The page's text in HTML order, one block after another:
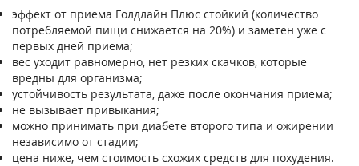
эффект от приема Голдлайн Плюс стойкий (количество
потребляемой пищи снижается на 20%) и заметен уже с
первых дней приема;
вес уходит равномерно, нет резких скачков, которые
вредны для организма;
устойчивость результата, даже после окончания приема;
не вызывает привыкания;
можно принимать при диабете второго типа и ожирении
независимо от стадии;
цена ниже, чем стоимость схожих средств для похудения.